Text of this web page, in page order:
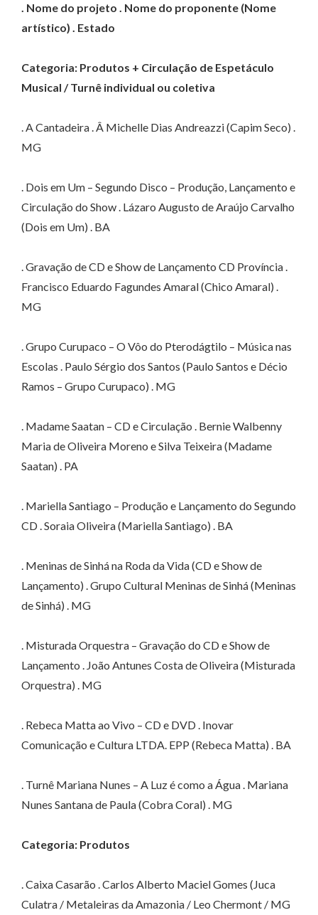
. Nome do projeto . Nome do proponente (Nome
artístico) . Estado
Categoria: Produtos + Circulação de Espetáculo
Musical / Turnê individual ou coletiva
. A Cantadeira . Â Michelle Dias Andreazzi (Capim Seco) .
MG
. Dois em Um – Segundo Disco – Produção, Lançamento e
Circulação do Show . Lázaro Augusto de Araújo Carvalho
(Dois em Um) . BA
. Gravação de CD e Show de Lançamento CD Província .
Francisco Eduardo Fagundes Amaral (Chico Amaral) .
MG
. Grupo Curupaco – O Vôo do Pterodágtilo – Música nas
Escolas . Paulo Sérgio dos Santos (Paulo Santos e Décio
Ramos – Grupo Curupaco) . MG
. Madame Saatan – CD e Circulação . Bernie Walbenny
Maria de Oliveira Moreno e Silva Teixeira (Madame
Saatan) . PA
. Mariella Santiago – Produção e Lançamento do Segundo
CD . Soraia Oliveira (Mariella Santiago) . BA
. Meninas de Sinhá na Roda da Vida (CD e Show de
Lançamento) . Grupo Cultural Meninas de Sinhá (Meninas
de Sinhá) . MG
. Misturada Orquestra – Gravação do CD e Show de
Lançamento . João Antunes Costa de Oliveira (Misturada
Orquestra) . MG
. Rebeca Matta ao Vivo – CD e DVD . Inovar
Comunicação e Cultura LTDA. EPP (Rebeca Matta) . BA
. Turnê Mariana Nunes – A Luz é como a Água . Mariana
Nunes Santana de Paula (Cobra Coral) . MG
Categoria: Produtos
. Caixa Casarão . Carlos Alberto Maciel Gomes (Juca
Culatra / Metaleiras da Amazonia / Leo Chermont / MG